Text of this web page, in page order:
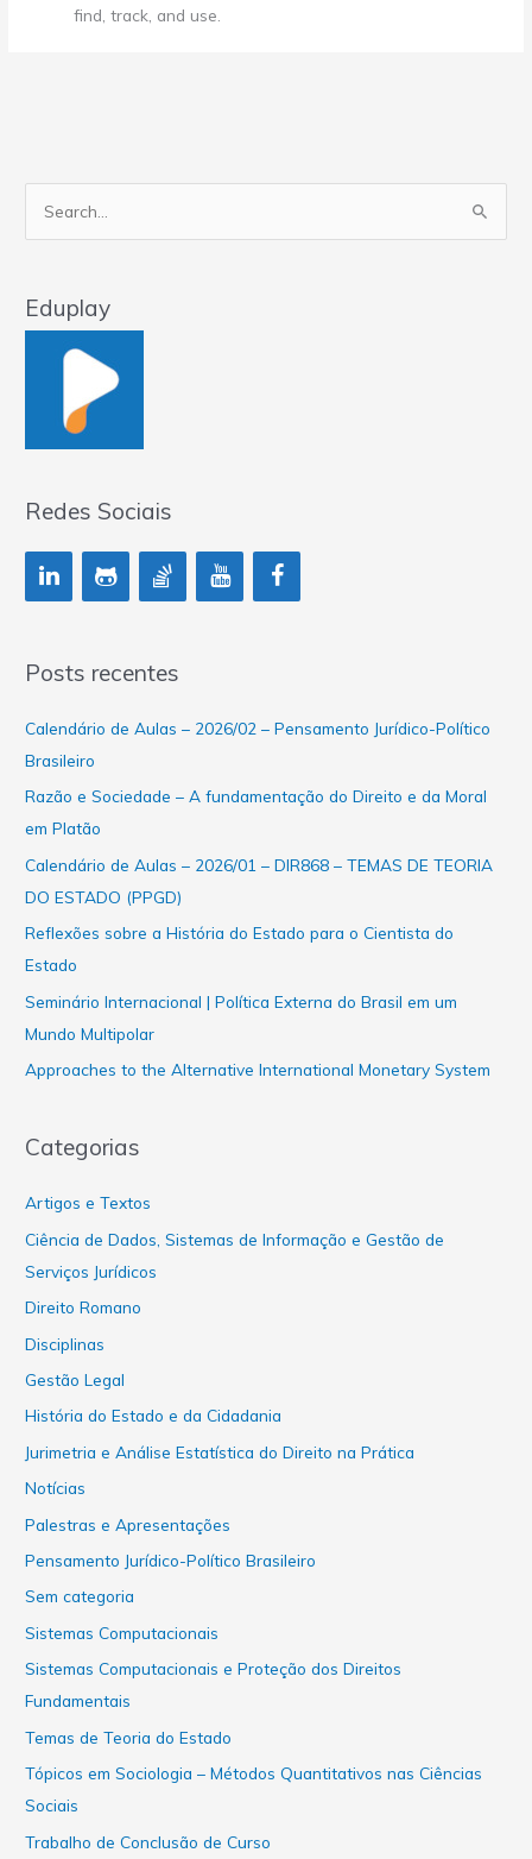
find, track, and use.
Eduplay
Redes Sociais
Posts recentes
Calendário de Aulas – 2026/02 – Pensamento Jurídico-Político
Brasileiro
Razão e Sociedade – A fundamentação do Direito e da Moral
em Platão
Calendário de Aulas – 2026/01 – DIR868 – TEMAS DE TEORIA
DO ESTADO (PPGD)
Reflexões sobre a História do Estado para o Cientista do
Estado
Seminário Internacional | Política Externa do Brasil em um
Mundo Multipolar
Approaches to the Alternative International Monetary System
Categorias
Artigos e Textos
Ciência de Dados, Sistemas de Informação e Gestão de
Serviços Jurídicos
Direito Romano
Disciplinas
Gestão Legal
História do Estado e da Cidadania
Jurimetria e Análise Estatística do Direito na Prática
Notícias
Palestras e Apresentações
Pensamento Jurídico-Político Brasileiro
Sem categoria
Sistemas Computacionais
Sistemas Computacionais e Proteção dos Direitos
Fundamentais
Temas de Teoria do Estado
Tópicos em Sociologia – Métodos Quantitativos nas Ciências
Sociais
Trabalho de Conclusão de Curso